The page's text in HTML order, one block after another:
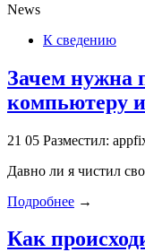
News
К сведению
Зачем нужна
компьютеру
21 05 Разместил:
Давно ли я чистил
Подробнее →
Как